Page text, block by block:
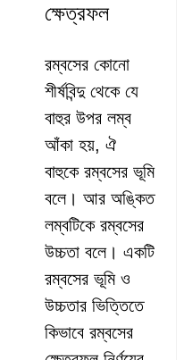
ক্ষেত্রফল
রম্বসের কোনো
শীর্ষবিন্দু থেকে যে
বাহুর উপর লম্ব
আঁকা হয়, ঐ
বাহুকে রম্বসের ভূমি
বলে। আর অঙ্কিত
লম্বটিকে রম্বসের
উচ্চতা বলে। একটি
রম্বসের ভূমি ও
উচ্চতার ভিত্তিতে
কিভাবে রম্বসের